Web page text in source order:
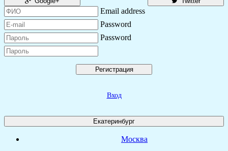
Email address
Password
Password
Регистрация
Вход
Екатеринбург
Москва